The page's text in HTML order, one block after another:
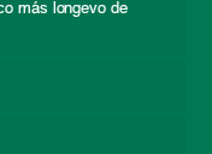
más longevo de